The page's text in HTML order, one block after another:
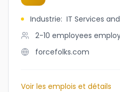
Industrie: IT Services
2-10 employees
forcefolks.com
Voir les emplois et détails